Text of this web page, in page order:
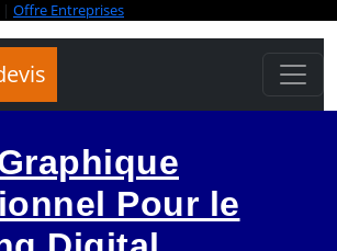
| Offre Entreprises
Pour le